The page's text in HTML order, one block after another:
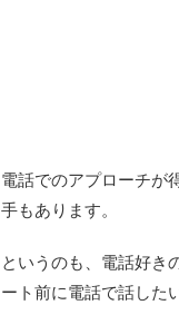
電話でのアプローチが
手もあります。
というのも、電話好き
ート前に電話で話した